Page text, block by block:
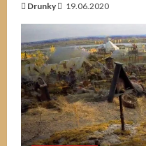
построил
селе
инженер
Drunky 19.06.2020